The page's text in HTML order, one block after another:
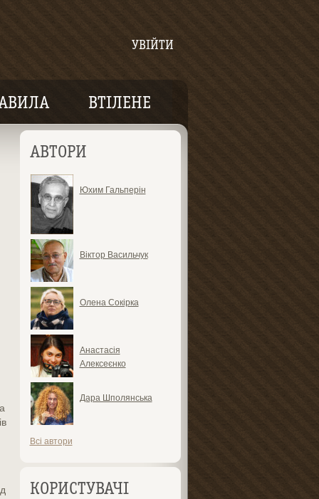
УВІЙТИ
ВТІЛЕНЕ
АВТОРИ
Юхим Гальперін
Віктор Васильчук
Олена Сокірка
Анастасія
Алексеєнко
Дара Шполянська
Всі автори
КОРИСТУВАЧІ